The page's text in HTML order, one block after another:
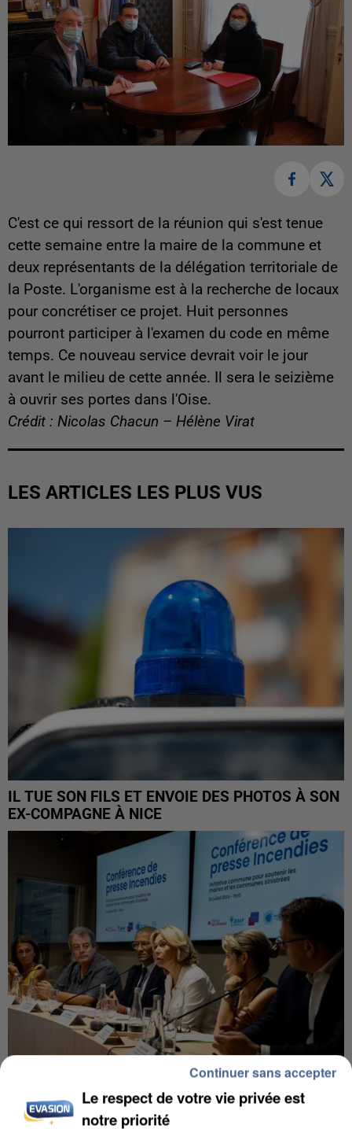
C'est ce qui ressort de la réunion qui s'est tenue
cette semaine entre la maire de la commune et
deux représentants de la délégation territoriale de
la Poste. L'organisme est à la recherche de locaux
pour concrétiser ce projet. Huit personnes
pourront participer à l'examen du code en même
temps. Ce nouveau service devrait voir le jour
avant le milieu de cette année. Il sera le seizième
à ouvrir ses portes dans l'Oise.
Crédit : Nicolas Chacun – Hélène Virat
LES ARTICLES LES PLUS VUS
IL TUE SON FILS ET ENVOIE DES PHOTOS À SON
EX-COMPAGNE À NICE
INCENDIES : L’ÎLE-DE-FRANCE LANCE UN ÉLAN
DE SOLIDARITÉ AVEC LES...
Le respect de votre vie privée est
notre priorité
Continuer sans accepter